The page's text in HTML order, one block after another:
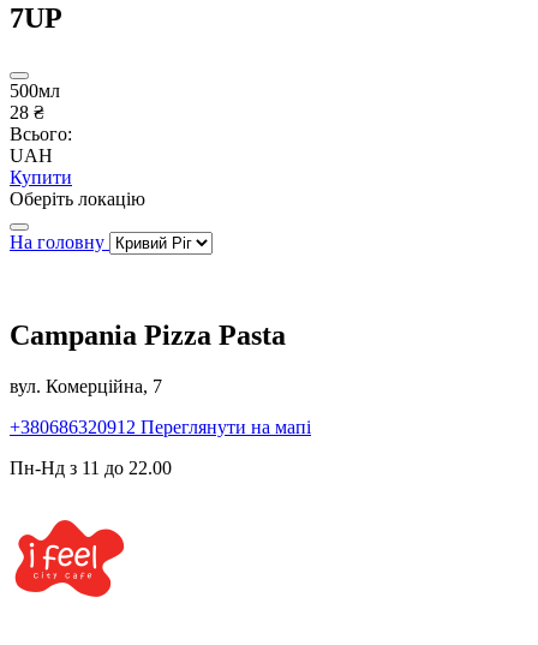
7UP
500мл
28 ₴
Всього:
UAH
Купити
Оберіть локацію
На головну
Campania Pizza Pasta
вул. Комерційна, 7
+380686320912 Переглянути на мапі
Пн-Нд з 11 до 22.00